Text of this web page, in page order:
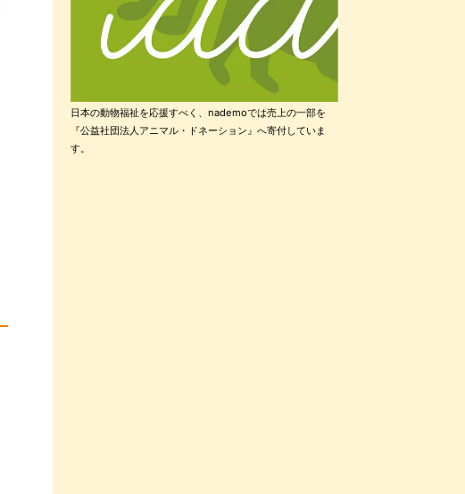
日本の動物福祉を応援すべく、nademoでは売上の一部を
『公益社団法人アニマル・ドネーション』へ寄付していま
す。